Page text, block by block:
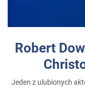
Robert
Jeden z ulubionych